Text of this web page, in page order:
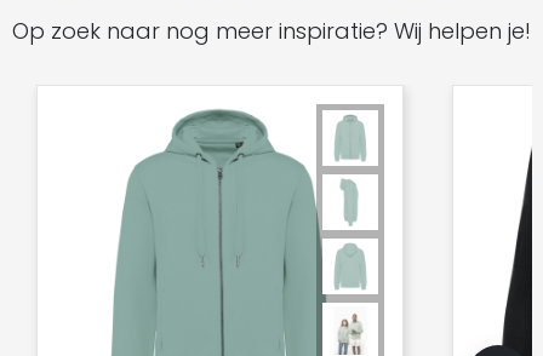
Op zoek naar nog meer inspiratie? Wij helpen je!